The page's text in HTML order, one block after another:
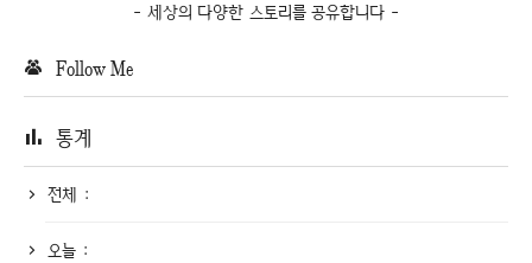
- 세상의 다양한 스토리를 공유합니다 -
Follow Me
통계
전체 :
오늘 :